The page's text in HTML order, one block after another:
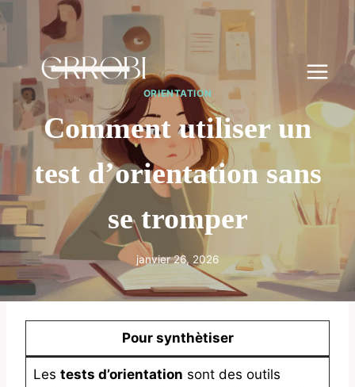
Aller
au
ORIENTATION
Comment utiliser un
test d’orientation sans
se tromper
janvier 26, 2026
Pour synthètiser
Les tests d’orientation sont des outils